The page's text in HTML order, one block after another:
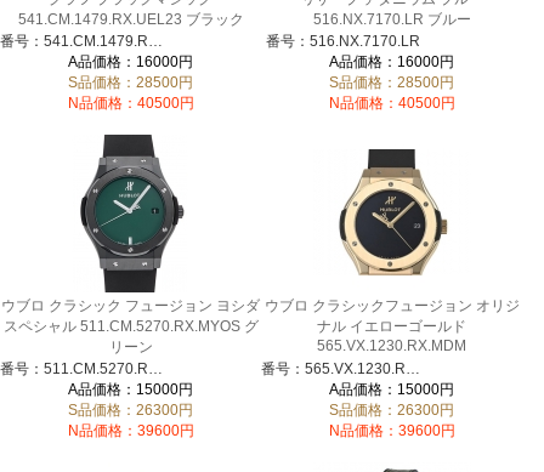
541.CM.1479.RX.UEL23 ブラック
番号：541.CM.1479.RX.UEL23
A品価格：16000円
S品価格：28500円
N品価格：40500円
516.NX.7170.LR ブルー
番号：516.NX.7170.LR
A品価格：16000円
S品価格：28500円
N品価格：40500円
ウブロ クラシック フュージョン ヨシダ
スペシャル 511.CM.5270.RX.MYOS グ
リーン
番号：511.CM.5270.RX.MYOS
A品価格：15000円
S品価格：26300円
N品価格：39600円
ウブロ クラシックフュージョン オリジ
ナル イエローゴールド
565.VX.1230.RX.MDM
番号：565.VX.1230.RX.MDM
A品価格：15000円
S品価格：26300円
N品価格：39600円